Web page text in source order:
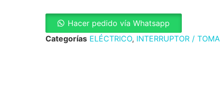
Hacer pedido vía Whatsapp
Categorías ELÉCTRICO, INTERRUPTOR / TOMA